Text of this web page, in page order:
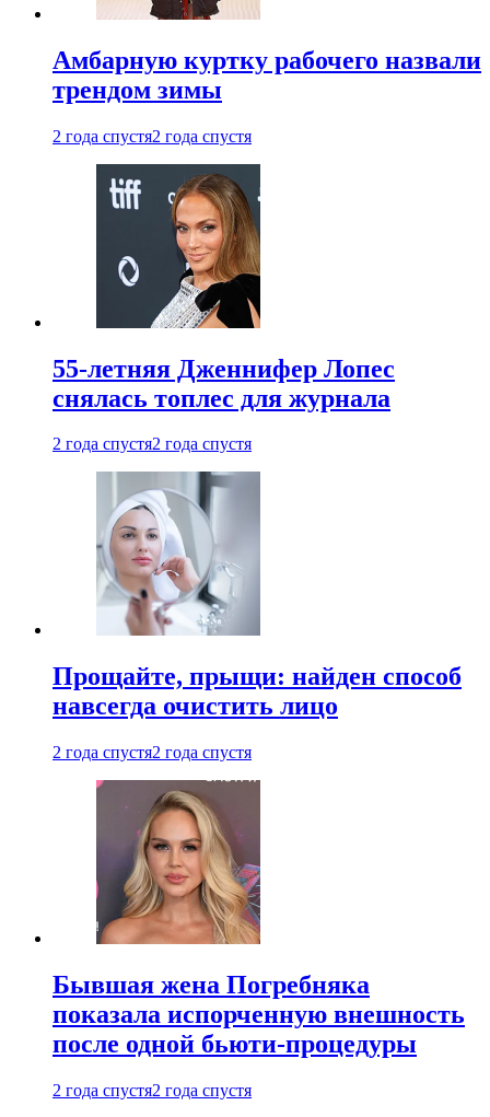
Амбарную куртку рабочего назвали
трендом зимы
2 года спустя2 года спустя
55-летняя Дженнифер Лопес
снялась топлес для журнала
2 года спустя2 года спустя
Прощайте, прыщи: найден способ
навсегда очистить лицо
2 года спустя2 года спустя
Бывшая жена Погребняка
показала испорченную внешность
после одной бьюти-процедуры
2 года спустя2 года спустя